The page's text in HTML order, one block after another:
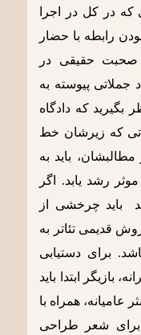
در کل در اجرا
رابطه با حضار
صحبت حقیقی در
جملاتی پیوسته به
بگیرید که دادگاه
که زیرشان خط
باید به
رشد یابد. اگر
باید چرخشی از
قدیمی تئاتر به
برای دستیابی
بازیگر ابتدا باید
عامیانه، همراه با
برای شعر طراحی